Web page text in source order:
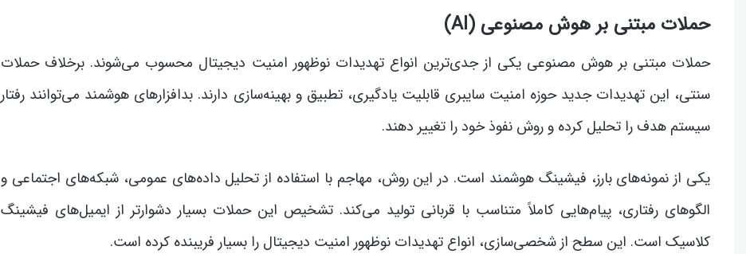
حملات مبتنی بر هوش مصنوعی (AI)
حملات مبتنی بر هوش مصنوعی یکی از جدی‌ترین انواع تهدیدات نوظهور امنیت دیجیتال محسوب می‌شوند. برخلاف حملات
سنتی، این تهدیدات جدید حوزه امنیت سایبری قابلیت یادگیری، تطبیق و بهینه‌سازی دارند. بدافزارهای هوشمند می‌توانند رفتار
سیستم هدف را تحلیل کرده و روش نفوذ خود را تغییر دهند.
یکی از نمونه‌های بارز، فیشینگ هوشمند است. در این روش، مهاجم با استفاده از تحلیل داده‌های عمومی، شبکه‌های اجتماعی و
الگوهای رفتاری، پیام‌هایی کاملاً متناسب با قربانی تولید می‌کند. تشخیص این حملات بسیار دشوارتر از ایمیل‌های فیشینگ
کلاسیک است. این سطح از شخصی‌سازی، انواع تهدیدات نوظهور امنیت دیجیتال را بسیار فریبنده کرده است.